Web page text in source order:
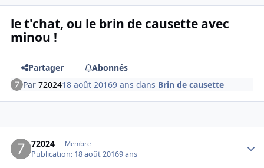
le t'chat, ou le brin de causette avec
minou !
Partager
Abonnés
Par7202418 août 20169 ans dans Brin de causette
72024 Membre
Publication: 18 août 20169 ans